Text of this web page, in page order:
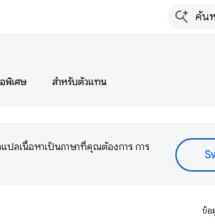
พิเศษ สำหรับตัวแทน
ปลเนื้อหาเป็นภาษาที่คุณต้องการ การ
ข้อ